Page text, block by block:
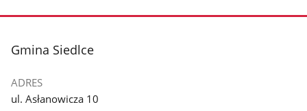
stopka
Gmina Siedlce
ADRES
ul. Asłanowicza 10